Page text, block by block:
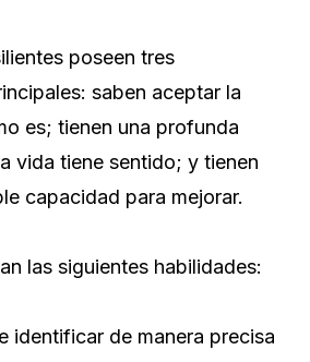
poseen tres
saben aceptar la
es; tienen una profunda
vida tiene sentido; y tienen
capacidad para mejorar.
las siguientes habilidades:
identificar de manera precisa